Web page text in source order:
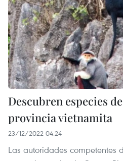
Descubren especies
provincia vietnamita
23/12/2022 04:24
Las autoridades competentes